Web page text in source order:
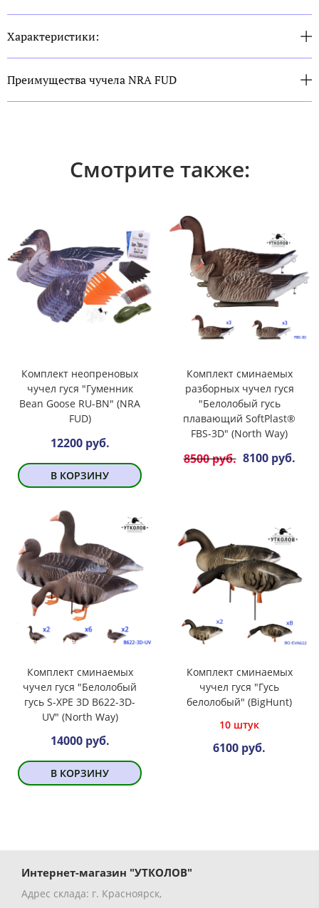
Характеристики:
Преимущества чучела NRA FUD
Смотрите также:
Комплект неопреновых
чучел гуся "Гуменник
Bean Goose RU-BN" (NRA
FUD)
12200 руб.
В КОРЗИНУ
Комплект сминаемых
разборных чучел гуся
"Белолобый гусь
плавающий SoftPlast®
FBS-3D" (North Way)
8500 руб. 8100 руб.
Комплект сминаемых
чучел гуся "Белолобый
гусь S-ХРЕ 3D B622-3D-
UV" (North Way)
14000 руб.
В КОРЗИНУ
Комплект сминаемых
чучел гуся "Гусь
белолобый" (BigHunt)
10 штук
6100 руб.
Интернет-магазин "УТКОЛОВ"
Адрес склада: г. Красноярск,